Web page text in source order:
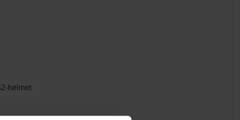
helmet